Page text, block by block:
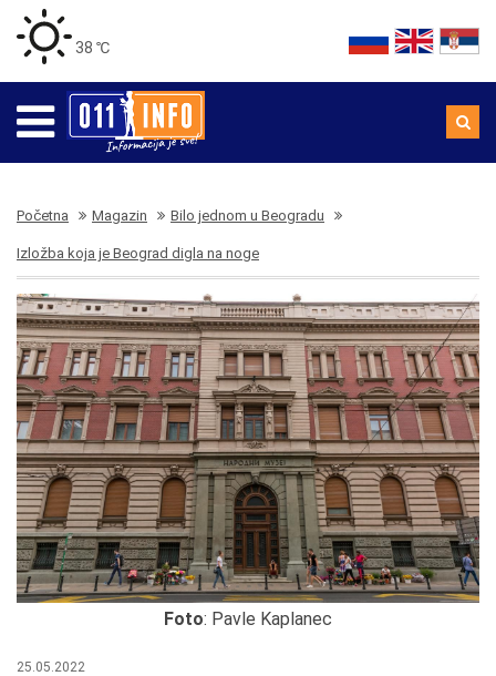
38 ℃
Početna Magazin Bilo jednom u Beogradu
Izložba koja je Beograd digla na noge
Foto: Pavle Kaplanec
25.05.2022